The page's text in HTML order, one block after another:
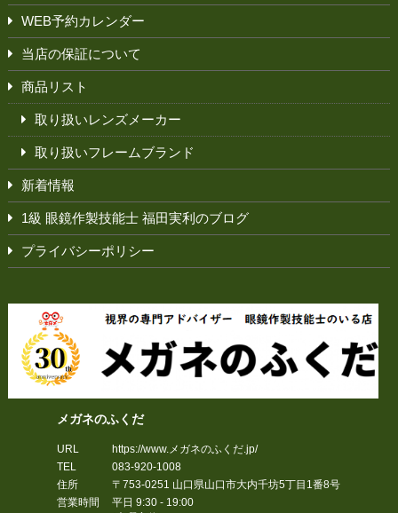
WEB予約カレンダー
当店の保証について
商品リスト
取り扱いレンズメーカー
取り扱いフレームブランド
新着情報
1級 眼鏡作製技能士 福田実利のブログ
プライバシーポリシー
メガネのふくだ
URL
https://www.メガネのふくだ.jp/
TEL
083-920-1008
住所
〒753-0251 山口県山口市大内千坊5丁目1番8号
営業時間
平日 9:30 - 19:00